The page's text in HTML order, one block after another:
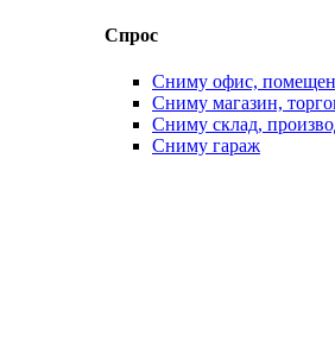
Спрос
Сниму офис,
Сниму магазин,
Сниму склад,
Сниму гараж